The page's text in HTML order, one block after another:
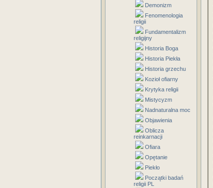
Demonizm
Fenomenologia
religii
Fundamentalizm
religijny
Historia Boga
Historia Piekła
Historia grzechu
Kozioł ofiarny
Krytyka religii
Mistycyzm
Nadnaturalna moc
Objawienia
Oblicza
reinkarnacji
Ofiara
Opętanie
Piekło
Początki badań
religii PL